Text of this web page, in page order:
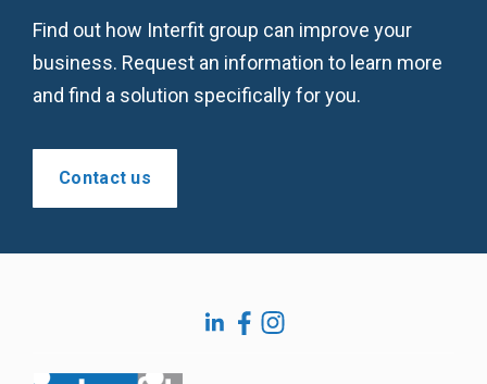
Find out how Interfit group can improve your
business. Request an information to learn more
and find a solution specifically for you.
Contact us